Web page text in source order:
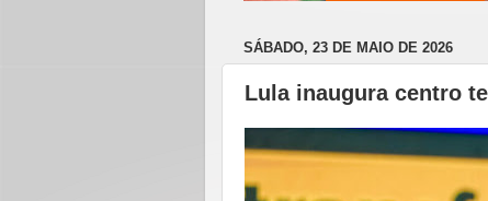
SÁBADO, 23 DE MAIO DE 2026
Lula inaugura centro